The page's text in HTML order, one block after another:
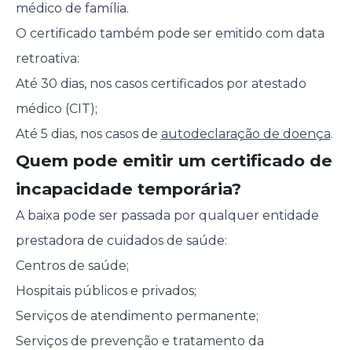
médico de família.
O certificado também pode ser emitido com data
retroativa:
Até 30 dias, nos casos certificados por atestado
médico (CIT);
Até 5 dias, nos casos de autodeclaração de doença.
Quem pode emitir um certificado de
incapacidade temporária?
A baixa pode ser passada por qualquer entidade
prestadora de cuidados de saúde:
Centros de saúde;
Hospitais públicos e privados;
Serviços de atendimento permanente;
Serviços de prevenção e tratamento da